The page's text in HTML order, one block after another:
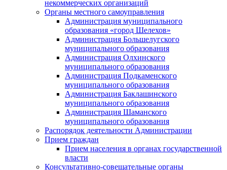
некоммерческих организаций
Органы местного самоуправления
Администрация муниципального
образования «город Шелехов»
Администрация Большелугского
муниципального образования
Администрация Олхинского
муниципального образования
Администрация Подкаменского
муниципального образования
Администрация Баклашинского
муниципального образования
Администрация Шаманского
муниципального образования
Распорядок деятельности Администрации
Прием граждан
Прием населения в органах государственной
власти
Консультативно-совещательные органы